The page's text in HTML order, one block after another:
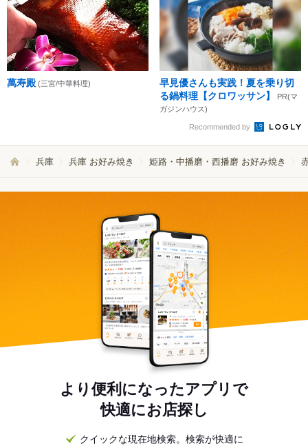
萬寿殿 (三宮/中華料理)
早見優さんも実践！夏を乗り切
る鍋料理【クロワッサン】
PR(マ
ガジンハウス)
Recommended by
兵庫 兵庫 お好み焼き 姫路・中播磨・西播磨 お好み焼き
より便利になったアプリで
快適にお店探し
クイックな現在地検索。検索が快適に